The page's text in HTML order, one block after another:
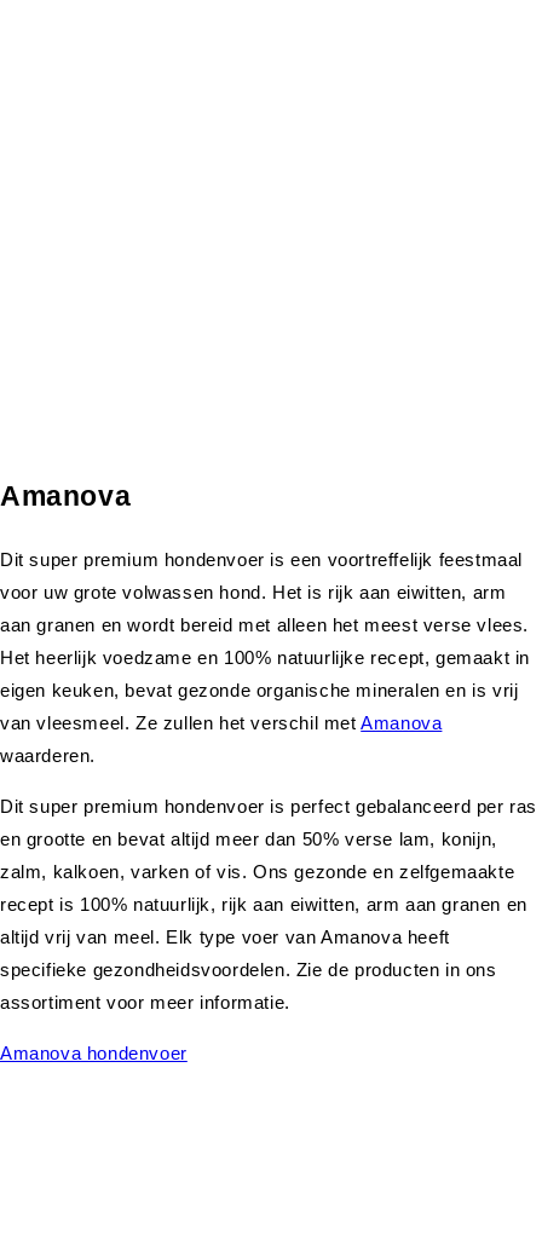
Amanova
Dit super premium hondenvoer is een voortreffelijk feestmaal
voor uw grote volwassen hond. Het is rijk aan eiwitten, arm
aan granen en wordt bereid met alleen het meest verse vlees.
Het heerlijk voedzame en 100% natuurlijke recept, gemaakt in
eigen keuken, bevat gezonde organische mineralen en is vrij
van vleesmeel. Ze zullen het verschil metAmanova
waarderen.
Dit super premium hondenvoer is perfect gebalanceerd per ras
en grootte en bevat altijd meer dan 50% verse lam, konijn,
zalm, kalkoen, varken of vis. Ons gezonde en zelfgemaakte
recept is 100% natuurlijk, rijk aan eiwitten, arm aan granen en
altijd vrij van meel. Elk type voer van Amanova heeft
specifieke gezondheidsvoordelen. Zie de producten in ons
assortiment voor meer informatie.
Amanova hondenvoer